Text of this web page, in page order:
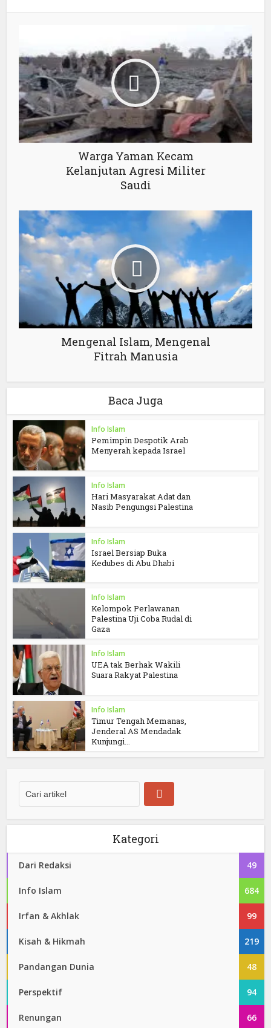
Warga Yaman Kecam
Kelanjutan Agresi Militer
Saudi
Mengenal Islam, Mengenal
Fitrah Manusia
Baca Juga
Info Islam
Pemimpin Despotik Arab
Menyerah kepada Israel
Info Islam
Hari Masyarakat Adat dan
Nasib Pengungsi Palestina
Info Islam
Israel Bersiap Buka
Kedubes di Abu Dhabi
Info Islam
Kelompok Perlawanan
Palestina Uji Coba Rudal di
Gaza
Info Islam
UEA tak Berhak Wakili
Suara Rakyat Palestina
Info Islam
Timur Tengah Memanas,
Jenderal AS Mendadak
Kunjungi...
Kategori
Dari Redaksi 49
Info Islam 684
Irfan & Akhlak 99
Kisah & Hikmah 219
Pandangan Dunia 48
Perspektif 94
Renungan 66